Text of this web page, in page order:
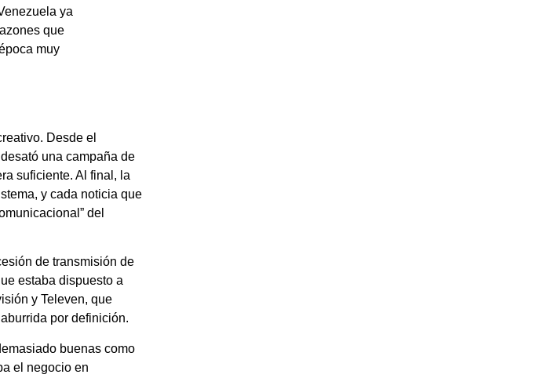
ya
que
muy
Desde el
una campaña de
suficiente. Al final, la
y cada noticia que
del
de transmisión de
estaba dispuesto a
y Televen, que
por definición.
buenas como
el negocio en